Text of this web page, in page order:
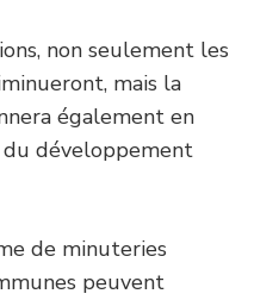
non seulement les
mais la
également en
développement
de minuteries
peuvent